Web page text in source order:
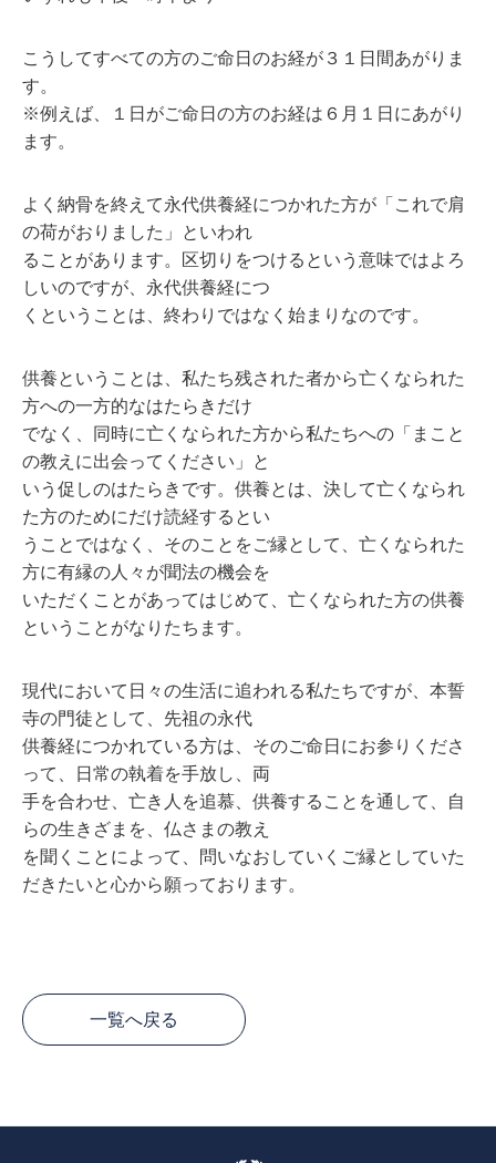
こうしてすべての⽅のご命⽇のお経が３１⽇間あがりま
す。
※例えば、１⽇がご命⽇の⽅のお経は６⽉１⽇にあがり
ます。
よく納⾻を終えて永代供養経につかれた⽅が「これで肩
の荷がおりました」といわれ
ることがあります。区切りをつけるという意味ではよろ
しいのですが、永代供養経につ
くということは、終わりではなく始まりなのです。
供養ということは、私たち残された者から亡くなられた
⽅への⼀⽅的なはたらきだけ
でなく、同時に亡くなられた⽅から私たちへの「まこと
の教えに出会ってください」と
いう促しのはたらきです。供養とは、決して亡くなられ
た⽅のためにだけ読経するとい
うことではなく、そのことをご縁として、亡くなられた
⽅に有縁の⼈々が聞法の機会を
いただくことがあってはじめて、亡くなられた⽅の供養
ということがなりたちます。
現代において⽇々の⽣活に追われる私たちですが、本誓
寺の⾨徒として、先祖の永代
供養経につかれている⽅は、そのご命⽇にお参りくださ
って、⽇常の執着を⼿放し、両
⼿を合わせ、亡き⼈を追慕、供養することを通して、⾃
らの⽣きざまを、仏さまの教え
を聞くことによって、問いなおしていくご縁としていた
だきたいと⼼から願っております。
一覧へ戻る